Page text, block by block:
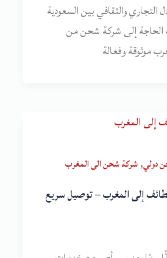
التجاري والثقافي بين السعودية
إلى شركة شحن من
موثوقة وفعالة
دولي,شركة شحن الى المغرب
إلى المغرب – توصيل سريع